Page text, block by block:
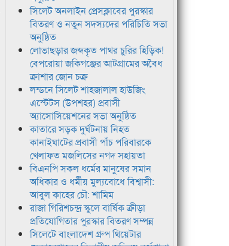
সিলেট অনলাইন প্রেসক্লাবের পুরস্কার
বিতরণ ও নতুন সদস্যদের পরিচিতি সভা
অনুষ্ঠিত
লোভাছড়ার জব্দকৃত পাথর চুরির হিড়িক!
বেপরোয়া জকিগঞ্জের আটগ্রামের অবৈধ
ক্রাশার জোন চক্র
লন্ডনে সিলেট শাহজালাল হাউজিং
এস্টেটস (উপশহর) প্রবাসী
অ্যাসোসিয়েশনের সভা অনুষ্ঠিত
কাতারে সড়ক দুর্ঘটনায় নিহত
কানাইঘাটের প্রবাসী পাঁচ পরিবারকে
খেলাফত মজলিসের নগদ সহায়তা
বিএনপি সকল ধর্মের মানুষের সমান
অধিকার ও ধর্মীয় মুল্যবোধে বিশ্বাসী:
আবুল কাহের চৌ: শামিম
রাজা গিরিশচন্দ্র স্কুলে বার্ষিক ক্রীড়া
প্রতিযোগিতার পুরস্কার বিতরণ সম্পন্ন
সিলেটে বাংলাদেশ গ্রুপ থিয়েটার